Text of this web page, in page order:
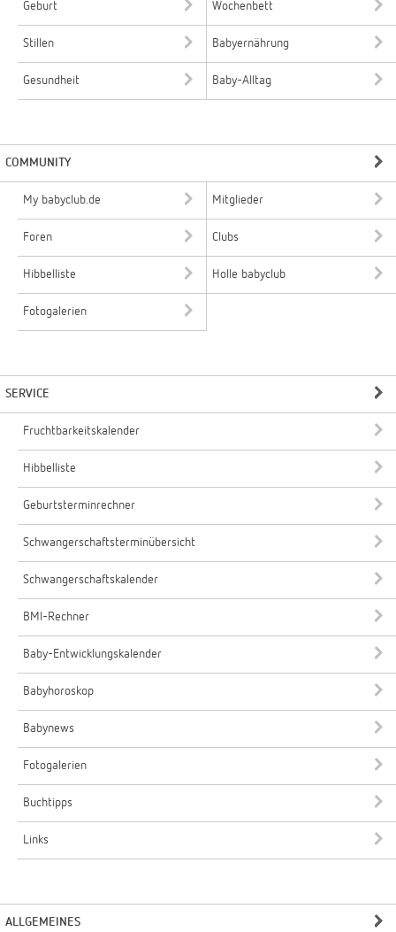
Geburt Wochenbett
Stillen Babyernährung
Gesundheit Baby-Alltag
COMMUNITY
My babyclub.de Mitglieder
Foren Clubs
Hibbelliste Holle babyclub
Fotogalerien
SERVICE
Fruchtbarkeitskalender
Hibbelliste
Geburtsterminrechner
Schwangerschaftsterminübersicht
Schwangerschaftskalender
BMI-Rechner
Baby-Entwicklungskalender
Babyhoroskop
Babynews
Fotogalerien
Buchtipps
Links
ALLGEMEINES